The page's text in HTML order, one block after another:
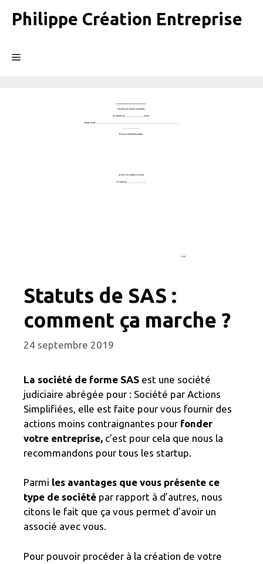
Philippe Création Entreprise
Menu
Statuts de SAS :
comment ça marche ?
24 septembre 2019
La société de forme SAS est une société
judiciaire abrégée pour : Société par Actions
Simplifiées, elle est faite pour vous fournir des
actions moins contraignantes pour fonder
votre entreprise, c’est pour cela que nous la
recommandons pour tous les startup.
Parmi les avantages que vous présente ce
type de société par rapport à d’autres, nous
citons le fait que ça vous permet d’avoir un
associé avec vous.
Pour pouvoir procéder à la création de votre